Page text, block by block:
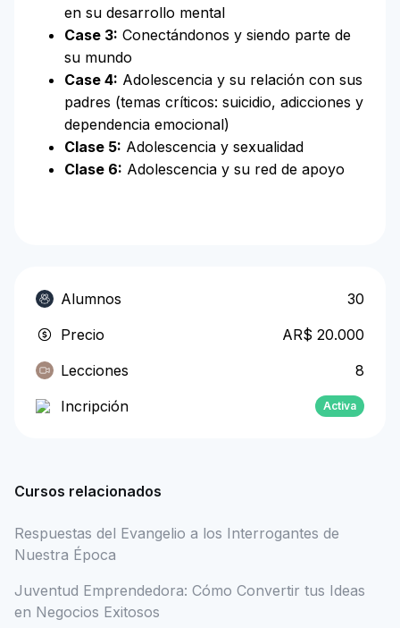
en su desarrollo mental
Case 3: Conectándonos y siendo parte de
su mundo
Case 4: Adolescencia y su relación con sus
padres (temas críticos: suicidio, adicciones y
dependencia emocional)
Clase 5: Adolescencia y sexualidad
Clase 6: Adolescencia y su red de apoyo
Alumnos
30
Precio
AR$ 20.000
Lecciones
8
Incripción
Activa
Cursos relacionados
Respuestas del Evangelio a los Interrogantes de
Nuestra Época
Juventud Emprendedora: Cómo Convertir tus Ideas
en Negocios Exitosos